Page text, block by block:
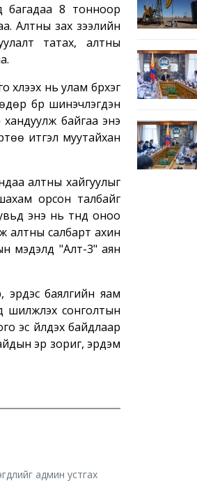
багадаа 8 тонноор
Алтны зах зээлийн
татах, алтны
нь улам бүрхэг
бүр шинэчлэгдэн
хандуулж байгаа энэ
итгэл муутайхан
алтны хайгуулыг
орсон талбайг
энэ нь түүнд оноо
алтны салбарт ахин
мэдэлд "Алт-3" аян
эрдэс баялгийн яам
сонголтын
эс үйлдэх байдлаар
эр зориг, эрдэм
админ устгах